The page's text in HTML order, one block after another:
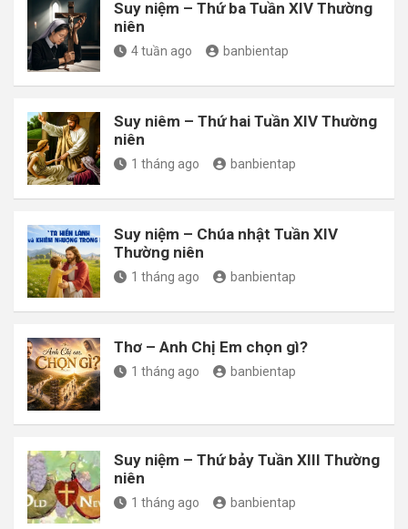
Suy niệm – Thứ ba Tuần XIV Thường
niên
4 tuần ago banbientap
Suy niêm – Thứ hai Tuần XIV Thường
niên
1 tháng ago banbientap
Suy niệm – Chúa nhật Tuần XIV
Thường niên
1 tháng ago banbientap
Thơ – Anh Chị Em chọn gì?
1 tháng ago banbientap
Suy niệm – Thứ bảy Tuần XIII Thường
niên
1 tháng ago banbientap